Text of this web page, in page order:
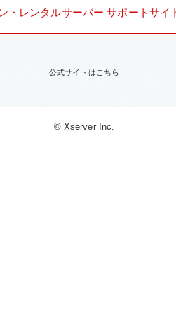
・レンタルサーバー サポートサイ
公式サイトはこちら
© Xserver Inc.